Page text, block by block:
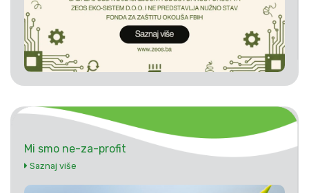
Mi smo ne-za-profit
Saznaj više